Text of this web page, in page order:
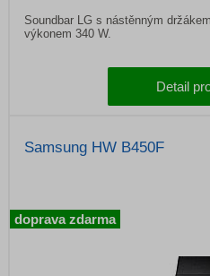
Soundbar LG s nástěnným
výkonem 340 W.
Detail
Samsung HW B450F
doprava zdarma